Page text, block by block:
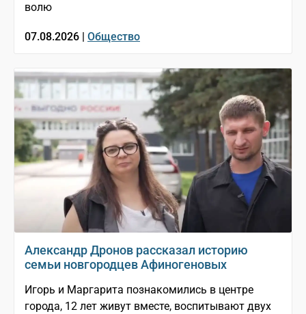
волю
07.08.2026 | Общество
Александр Дронов рассказал историю
семьи новгородцев Афиногеновых
Игорь и Маргарита познакомились в центре
города, 12 лет живут вместе, воспитывают двух